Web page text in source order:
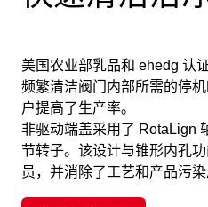
美国农业部乳品和 ehedg 认
频繁清洁阀门内部所需的停
户提高了生产率。
非驱动端盖采用了 RotaLign
节转子。该设计与锥形内孔
员，并消除了工艺和产品污染